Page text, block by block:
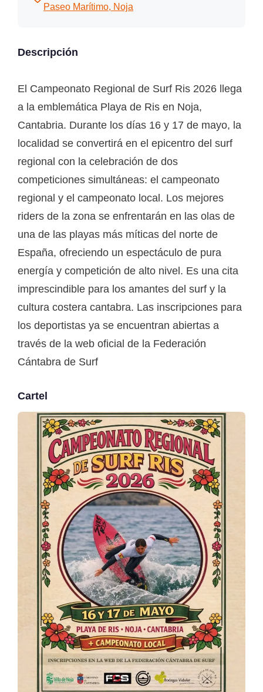
Paseo Marítimo, Noja
Descripción
El Campeonato Regional de Surf Ris 2026 llega
a la emblemática Playa de Ris en Noja,
Cantabria. Durante los días 16 y 17 de mayo, la
localidad se convertirá en el epicentro del surf
regional con la celebración de dos
competiciones simultáneas: el campeonato
regional y el campeonato local. Los mejores
riders de la zona se enfrentarán en las olas de
una de las playas más míticas del norte de
España, ofreciendo un espectáculo de pura
energía y competición de alto nivel. Es una cita
imprescindible para los amantes del surf y la
cultura costera cantabra. Las inscripciones para
los deportistas ya se encuentran abiertas a
través de la web oficial de la Federación
Cántabra de Surf
Cartel